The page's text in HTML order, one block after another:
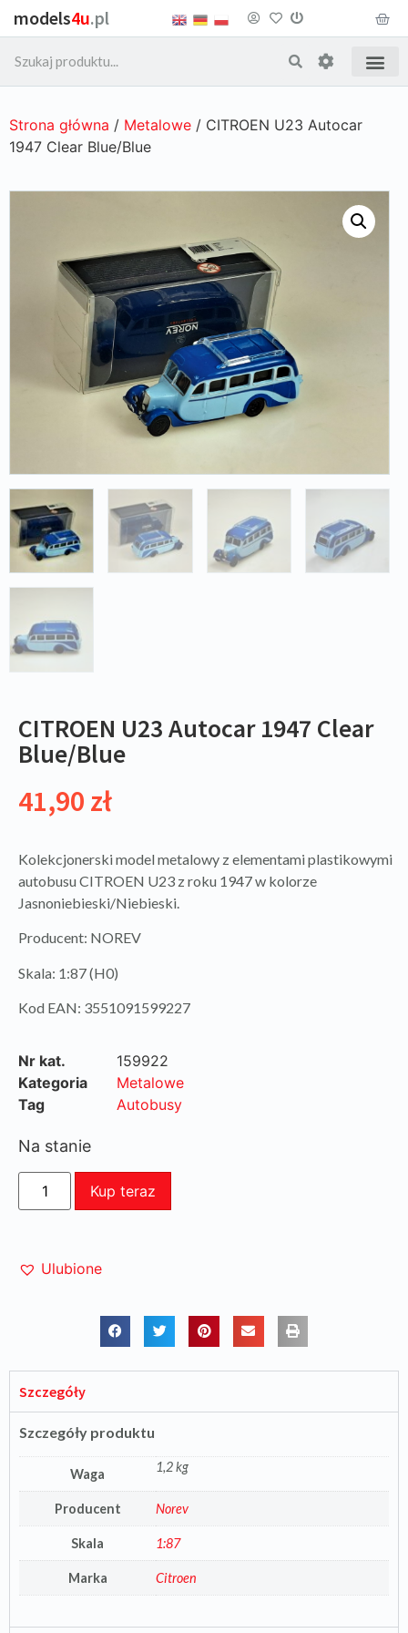
models4u.pl
Strona główna / Metalowe / CITROEN U23 Autocar
1947 Clear Blue/Blue
CITROEN U23 Autocar 1947 Clear
Blue/Blue
41,90 zł
Kolekcjonerski model metalowy z elementami plastikowymi
autobusu CITROEN U23 z roku 1947 w kolorze
Jasnoniebieski/Niebieski.
Producent: NOREV
Skala: 1:87 (H0)
Kod EAN: 3551091599227
Nr kat.
159922
Kategoria
Metalowe
Tag
Autobusy
Na stanie
Kup teraz
Ulubione
Szczegóły
Szczegóły produktu
Waga 1,2 kg
Producent Norev
Skala 1:87
Marka Citroen